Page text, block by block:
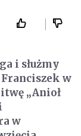
i służmy
w
„Anioł
w